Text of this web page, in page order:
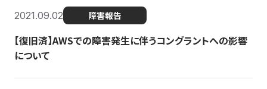
2021.09.02 障害報告
【復旧済】AWSでの障害発生に伴うコングラントへの影響
について